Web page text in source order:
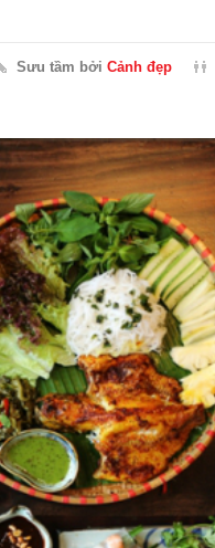
Sưu tầm bởi Cảnh đẹp